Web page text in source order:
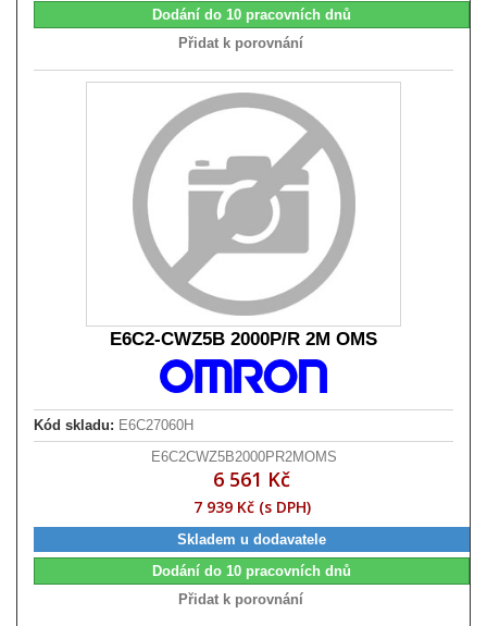
Dodání do 10 pracovních dnů
Přidat k porovnání
E6C2-CWZ5B 2000P/R 2M OMS
Kód skladu: E6C27060H
E6C2CWZ5B2000PR2MOMS
6 561 Kč
7 939 Kč (s DPH)
Skladem u dodavatele
Dodání do 10 pracovních dnů
Přidat k porovnání